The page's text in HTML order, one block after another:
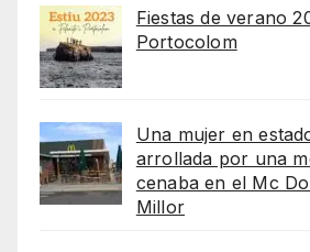
Fiestas de verano
Portocolom
Una mujer en
arrollada por una
cenaba en el Mc
Millor